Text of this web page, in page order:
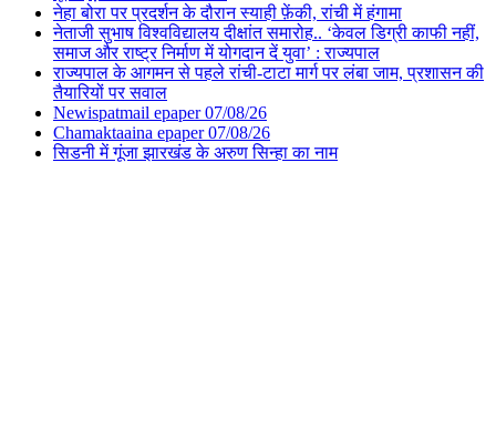
नेहा बोरा पर प्रदर्शन के दौरान स्याही फ़ेंकी, रांची में हंगामा
नेताजी सुभाष विश्वविद्यालय दीक्षांत समारोह.. ‘केवल डिग्री काफी नहीं,
समाज और राष्ट्र निर्माण में योगदान दें युवा’ : राज्यपाल
राज्यपाल के आगमन से पहले रांची-टाटा मार्ग पर लंबा जाम, प्रशासन की
तैयारियों पर सवाल
Newispatmail epaper 07/08/26
Chamaktaaina epaper 07/08/26
सिडनी में गूंजा झारखंड के अरुण सिन्हा का नाम